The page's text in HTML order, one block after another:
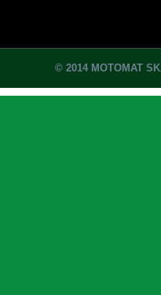
© 2014